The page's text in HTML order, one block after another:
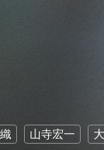
山寺宏一